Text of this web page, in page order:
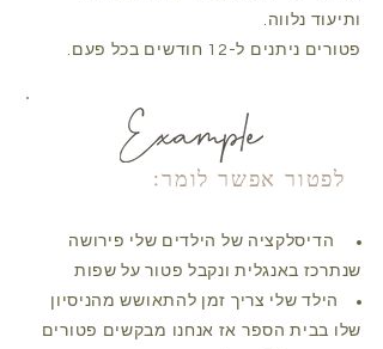
ותיעוד נלווה.
פטורים ניתנים ל-12 חודשים בכל פעם.
הדיסלקציה של הילדים שלי פירושה
שנתרכז באנגלית ונקבל פטור על שפות
הילד שלי צריך זמן להתאושש מהניסיון
שלו בבית הספר אז אנחנו מבקשים פטורים
לפטור אפשר לומר: